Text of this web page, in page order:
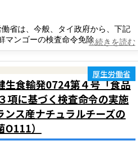
働省は、今般、タイ政府から、下記
マンゴーの検査命令免除...続きを読む
生食輸発0724第４号「食品
項に基づく検査命令の実施
ンス産ナチュラルチーズの
）
厚生労働省